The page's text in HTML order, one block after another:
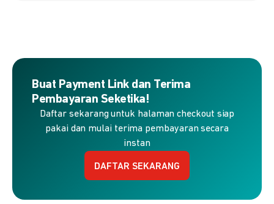
Buat Payment Link dan Terima
Pembayaran Seketika!
Daftar sekarang untuk halaman checkout siap
pakai dan mulai terima pembayaran secara
instan
DAFTAR SEKARANG